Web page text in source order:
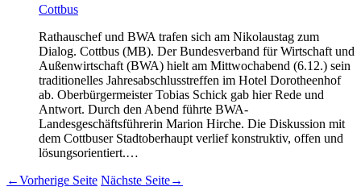
Cottbus
Rathauschef und BWA trafen sich am Nikolaustag zum
Dialog. Cottbus (MB). Der Bundesverband für Wirtschaft und
Außenwirtschaft (BWA) hielt am Mittwochabend (6.12.) sein
traditionelles Jahresabschlusstreffen im Hotel Dorotheenhof
ab. Oberbürgermeister Tobias Schick gab hier Rede und
Antwort. Durch den Abend führte BWA-
Landesgeschäftsführerin Marion Hirche. Die Diskussion mit
dem Cottbuser Stadtoberhaupt verlief konstruktiv, offen und
lösungsorientiert.…
←Vorherige Seite Nächste Seite→